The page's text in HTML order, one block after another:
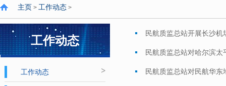
主页 > 工作动态 >
工作动态
工作动态
民航质监总站开展长沙
民航质监总站对哈尔滨
监督检查
民航质监总站对民航华